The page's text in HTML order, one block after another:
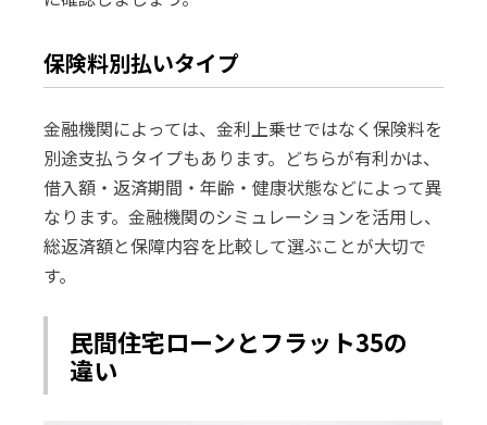
保険料別払いタイプ
金融機関によっては、金利上乗せではなく保険料を
別途支払うタイプもあります。どちらが有利かは、
借入額・返済期間・年齢・健康状態などによって異
なります。金融機関のシミュレーションを活用し、
総返済額と保障内容を比較して選ぶことが大切で
す。
民間住宅ローンとフラット35の
違い